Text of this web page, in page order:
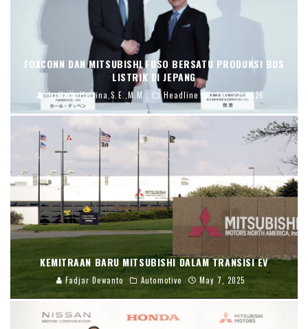
FOXCONN DAN MITSUBISHI FUSO BERSATU PRODUKSI BUS
LISTRIK DI JEPANG
dr. Vera Herlina,S.E.,M.M. Headline Jan 22, 2026
KEMITRAAN BARU MITSUBISHI DALAM TRANSISI EV
Fadjar Dewanto Automotive May 7, 2025